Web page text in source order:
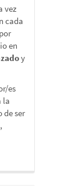
vez
cada
en
y
es
la
de ser